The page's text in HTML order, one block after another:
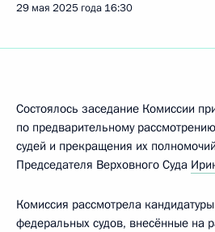
29 мая 2025 года 16:30
Состоялось заседание Комиссии
по предварительному
судей и прекращения их
Председателя Верховного Суда
Комиссия рассмотрела
федеральных судов, внесённые на